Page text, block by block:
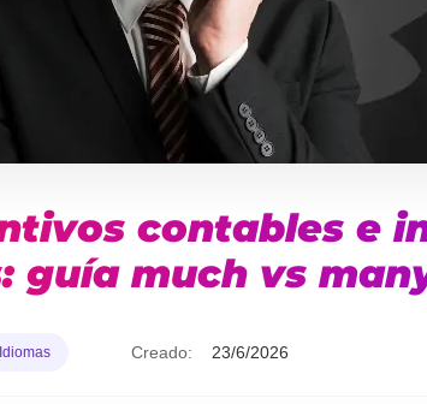
contables e
guía much vs
Creado: 23/6/2026